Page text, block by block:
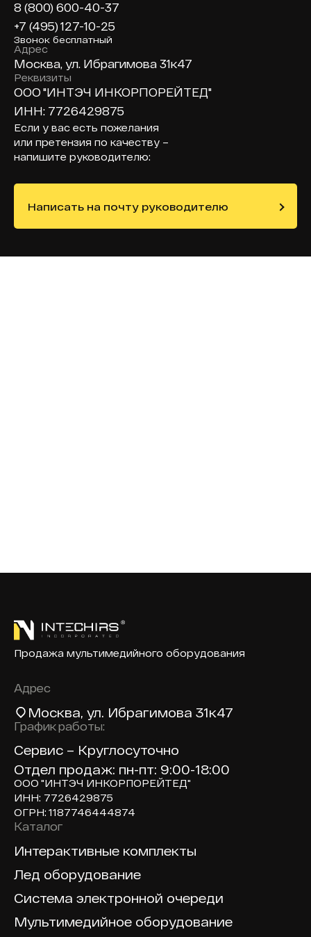
8 (800) 600-40-37
+7 (495) 127-10-25
Звонок бесплатный
Адрес
Москва, ул. Ибрагимова 31к47
Реквизиты
ООО "ИНТЭЧ ИНКОРПОРЕЙТЕД"
ИНН: 7726429875
Если у вас есть пожелания
или претензия по качеству –
напишите руководителю:
Написать на почту руководителю
Продажа мультимедийного оборудования
Адрес
Москва, ул. Ибрагимова 31к47
График работы:
Сервис – Круглосуточно
Отдел продаж: пн-пт: 9:00-18:00
ООО "ИНТЭЧ ИНКОРПОРЕЙТЕД"
ИНН: 7726429875
ОГРН: 1187746444874
Доп навигация по сайту
Каталог
Интерактивные комплекты
Лед оборудование
Система электронной очереди
Мультимедийное оборудование